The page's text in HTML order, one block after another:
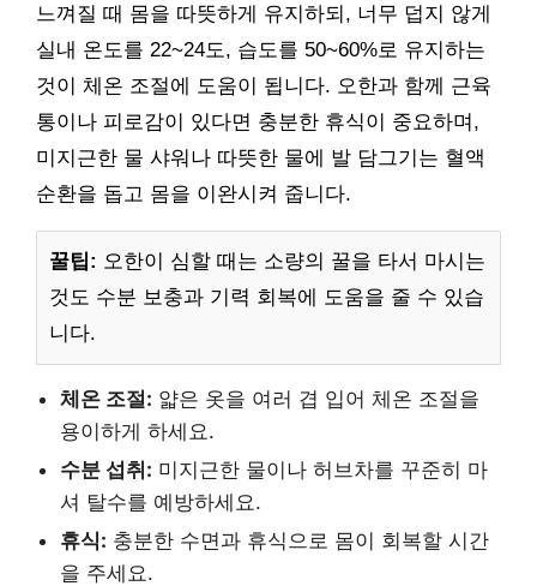
느껴질 때 몸을 따뜻하게 유지하되, 너무 덥지 않게
실내 온도를 22~24도, 습도를 50~60%로 유지하는
것이 체온 조절에 도움이 됩니다. 오한과 함께 근육
통이나 피로감이 있다면 충분한 휴식이 중요하며,
미지근한 물 샤워나 따뜻한 물에 발 담그기는 혈액
순환을 돕고 몸을 이완시켜 줍니다.
꿀팁: 오한이 심할 때는 소량의 꿀을 타서 마시는
것도 수분 보충과 기력 회복에 도움을 줄 수 있습
니다.
체온 조절: 얇은 옷을 여러 겹 입어 체온 조절을
용이하게 하세요.
수분 섭취: 미지근한 물이나 허브차를 꾸준히 마
셔 탈수를 예방하세요.
휴식: 충분한 수면과 휴식으로 몸이 회복할 시간
을 주세요.